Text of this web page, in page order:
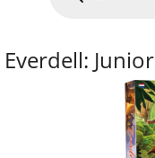
Everdell: Junior